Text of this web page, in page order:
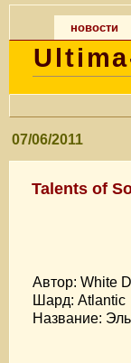
новости
07/06/2011
Talents of
Автор: White
Шард: Atlantic
Название: